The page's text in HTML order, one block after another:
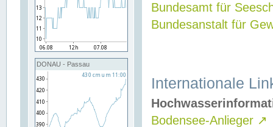
DONAU - Passau
Bundesamt für
Bundesanstalt für
Internationale
Bodensee-Anlieger ↗